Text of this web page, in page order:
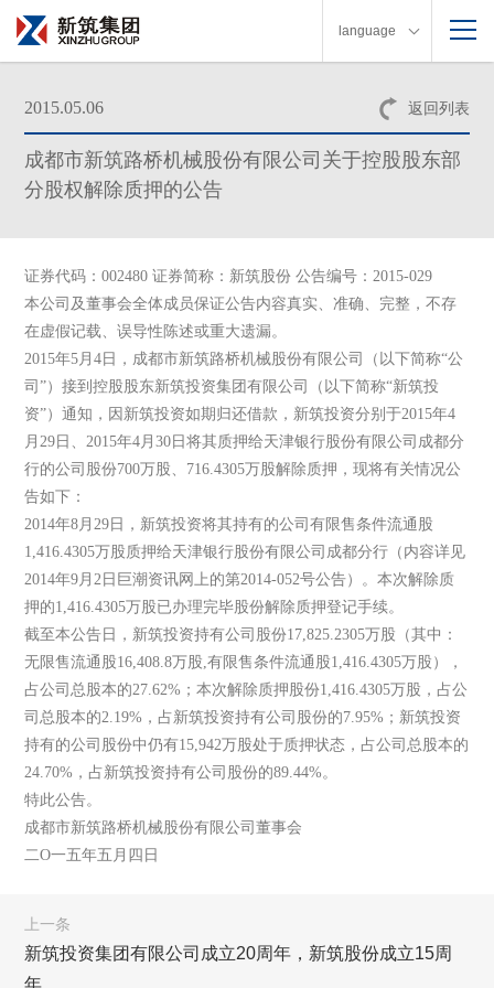
language
返回列表
2015.05.06
成都市新筑路桥机械股份有限公司关于控股股东部
分股权解除质押的公告
证券代码：002480 证券简称：新筑股份 公告编号：2015-029
本公司及董事会全体成员保证公告内容真实、准确、完整，不存
在虚假记载、误导性陈述或重大遗漏。
2015年5月4日，成都市新筑路桥机械股份有限公司（以下简称“公
司”）接到控股股东新筑投资集团有限公司（以下简称“新筑投
资”）通知，因新筑投资如期归还借款，新筑投资分别于2015年4
月29日、2015年4月30日将其质押给天津银行股份有限公司成都分
行的公司股份700万股、716.4305万股解除质押，现将有关情况公
告如下：
2014年8月29日，新筑投资将其持有的公司有限售条件流通股
1,416.4305万股质押给天津银行股份有限公司成都分行（内容详见
2014年9月2日巨潮资讯网上的第2014-052号公告）。本次解除质
押的1,416.4305万股已办理完毕股份解除质押登记手续。
截至本公告日，新筑投资持有公司股份17,825.2305万股（其中：
无限售流通股16,408.8万股,有限售条件流通股1,416.4305万股），
占公司总股本的27.62%；本次解除质押股份1,416.4305万股，占公
司总股本的2.19%，占新筑投资持有公司股份的7.95%；新筑投资
持有的公司股份中仍有15,942万股处于质押状态，占公司总股本的
24.70%，占新筑投资持有公司股份的89.44%。
特此公告。
成都市新筑路桥机械股份有限公司董事会
二O一五年五月四日
上一条
新筑投资集团有限公司成立20周年，新筑股份成立15周
年